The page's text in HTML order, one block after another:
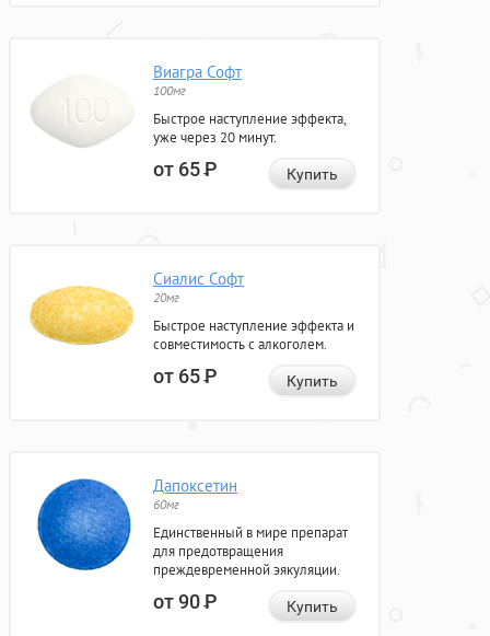
Виагра Софт
100мг
Быстрое наступление эффекта,
уже через 20 минут.
от 65Р Купить
Сиалис Софт
20мг
Быстрое наступление эффекта и
совместимость с алкоголем.
от 65Р Купить
Дапоксетин
60мг
Единственный в мире препарат
для предотвращения
преждевременной эякуляции.
от 90Р Купить